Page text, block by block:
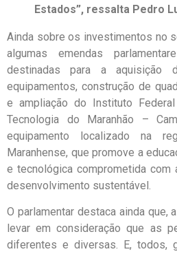
Estados”, ressalta Pedro
Ainda sobre os investimentos no
algumas emendas
destinadas para a aquisição
equipamentos, construção de
e ampliação do Instituto
Tecnologia do Maranhão –
equipamento localizado na
Maranhense, que promove a
e tecnológica comprometida com
desenvolvimento sustentável.
O parlamentar destaca ainda que,
levar em consideração que as
diferentes e diversas. E, todos,